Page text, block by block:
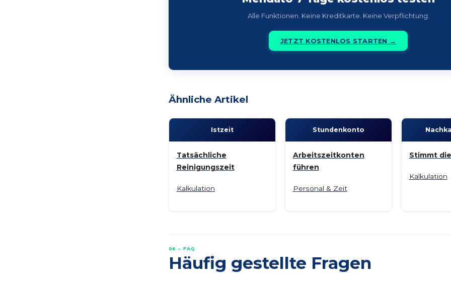
Alle Funktionen. Keine Kreditkarte. Keine Verpflichtung.
JETZT KOSTENLOS STARTEN →
Ähnliche Artikel
Ist­zeit
Tatsächliche
Reinigungszeit
Kalkulation
Stunden­konto
Arbeitszeitkonten
führen
Personal & Zeit
Stimmt
Kalkulation
06 – FAQ
Häufig gestellte Fragen